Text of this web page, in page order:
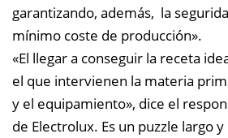
garantizando, además, la
mínimo coste de producción».
«El llegar a conseguir la receta
el que intervienen la materia
y el equipamiento», dice el
de Electrolux. Es un puzzle largo